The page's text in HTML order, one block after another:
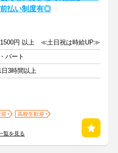
払い制度有◎
1500円 以上 ≪土日祝は時給UP≫
パート
3時間以上
高校生歓迎
覧を見る